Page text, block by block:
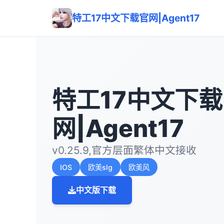
特工17中文下载官网|Agent17
特工17中文下
网|Agent17
v0.25.9,官方层面繁体中文接收
IOS 欧美slg 欧美风
中文版下载